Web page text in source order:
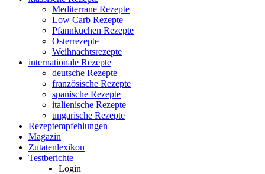
Mediterrane Rezepte
Low Carb Rezepte
Pfannkuchen Rezepte
Osterrezepte
Weihnachtsrezepte
internationale Rezepte
deutsche Rezepte
französische Rezepte
spanische Rezepte
italienische Rezepte
ungarische Rezepte
Rezeptempfehlungen
Magazin
Zutatenlexikon
Testberichte
Login